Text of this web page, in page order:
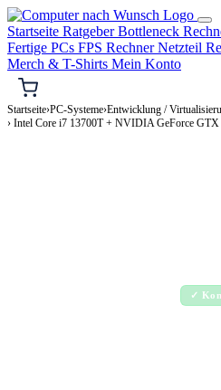
Startseite RatgeberBottleneck
Fertige PCs FPS RechnerNetzteil
Merch & T-Shirts Mein Konto
Startseite›PC-Systeme›Entwicklung /
› Intel Core i7 13700T + NVIDIA GeForce
✓